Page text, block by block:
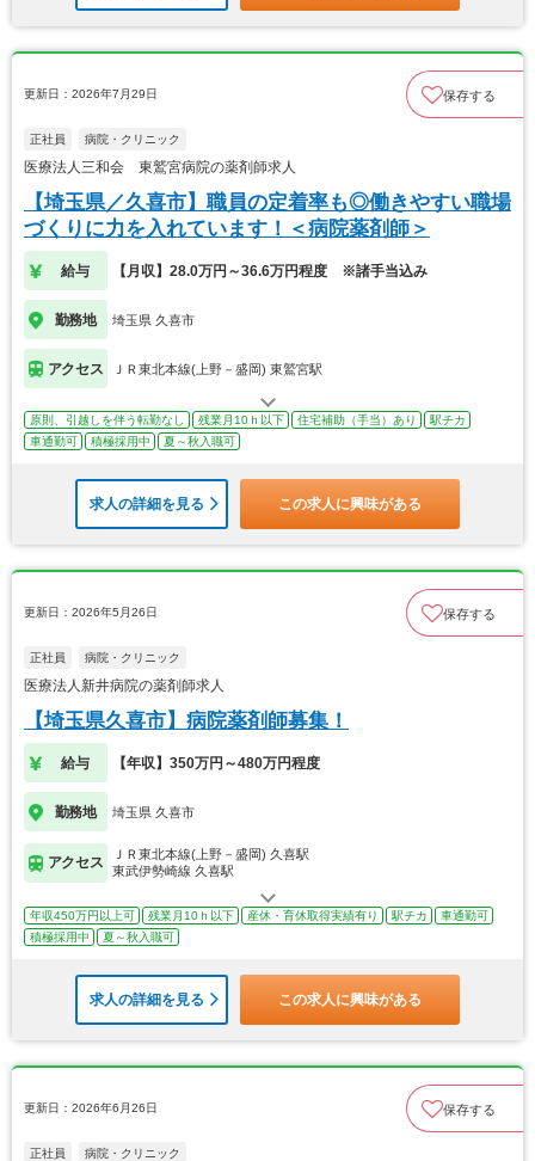
更新日：2026年7月29日 保存する
正社員 病院・クリニック
医療法人三和会 東鷲宮病院の薬剤師求人
【埼玉県／久喜市】職員の定着率も◎働きやすい職場
づくりに力を入れています！＜病院薬剤師＞
給与 【月収】28.0万円～36.6万円程度 ※諸手当込み
勤務地 埼玉県 久喜市
アクセス ＪＲ東北本線(上野－盛岡) 東鷲宮駅
原則、引越しを伴う転勤なし 残業月10ｈ以下 住宅補助（手当）あり
駅チカ
車通勤可
積極採用中 夏～秋入職可
求人の詳細を見る この求人に興味がある
更新日：2026年5月26日 保存する
正社員 病院・クリニック
医療法人新井病院の薬剤師求人
【埼玉県久喜市】病院薬剤師募集！
給与 【年収】350万円～480万円程度
勤務地 埼玉県 久喜市
アクセス
ＪＲ東北本線(上野－盛岡) 久喜駅
東武伊勢崎線 久喜駅
年収450万円以上可 残業月10ｈ以下 産休・育休取得実績有り 駅チカ
車通勤可
積極採用中
夏～秋入職可
求人の詳細を見る この求人に興味がある
更新日：2026年6月26日 保存する
正社員 病院・クリニック